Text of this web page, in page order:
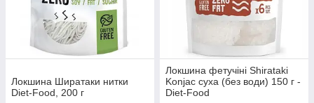
Локшина Ширатаки нитки
Diet-Food, 200 г
Локшина фетучіні Shirataki
Konjac суха (без води) 150 г -
Diet-Food